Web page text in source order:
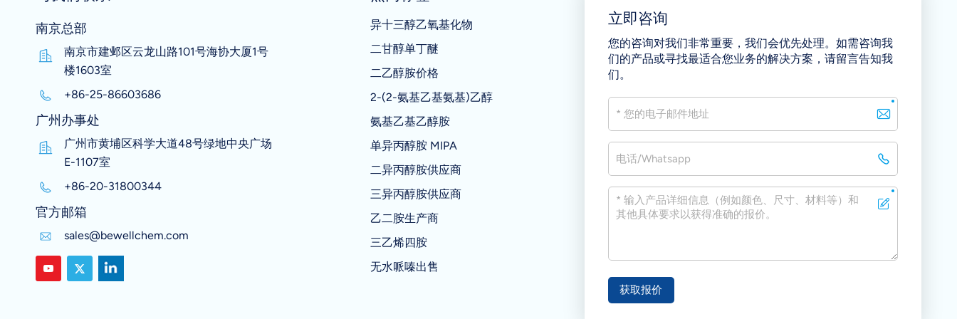
南京总部
南京市建邺区云龙山路101号海协大厦1号
楼1603室
+86-25-86603686
广州办事处
广州市黄埔区科学大道48号绿地中央广场
E-1107室
+86-20-31800344
官方邮箱
sales@bewellchem.com
异十三醇乙氧基化物
二甘醇单丁醚
二乙醇胺价格
2-(2-氨基乙基氨基)乙醇
氨基乙基乙醇胺
单异丙醇胺 MIPA
二异丙醇胺供应商
三异丙醇胺供应商
乙二胺生产商
三乙烯四胺
无水哌嗪出售
立即咨询
您的咨询对我们非常重要，我们会优先处理。如需咨询我
们的产品或寻找最适合您业务的解决方案，请留言告知我
们。
获取报价